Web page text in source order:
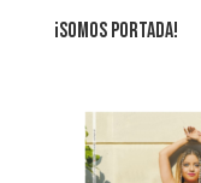
¡SOMOS PORTADA!